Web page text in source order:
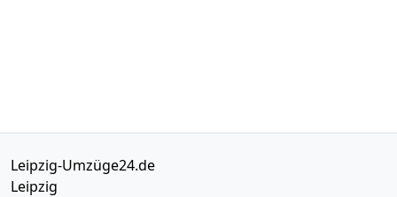
Leipzig-Umzüge24.de
Leipzig